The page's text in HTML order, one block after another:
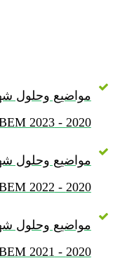
مواضيع وحلول
2020 - BEM 2023
مواضيع وحلول
2020 - BEM 2022
مواضيع وحلول
2020 - BEM 2021